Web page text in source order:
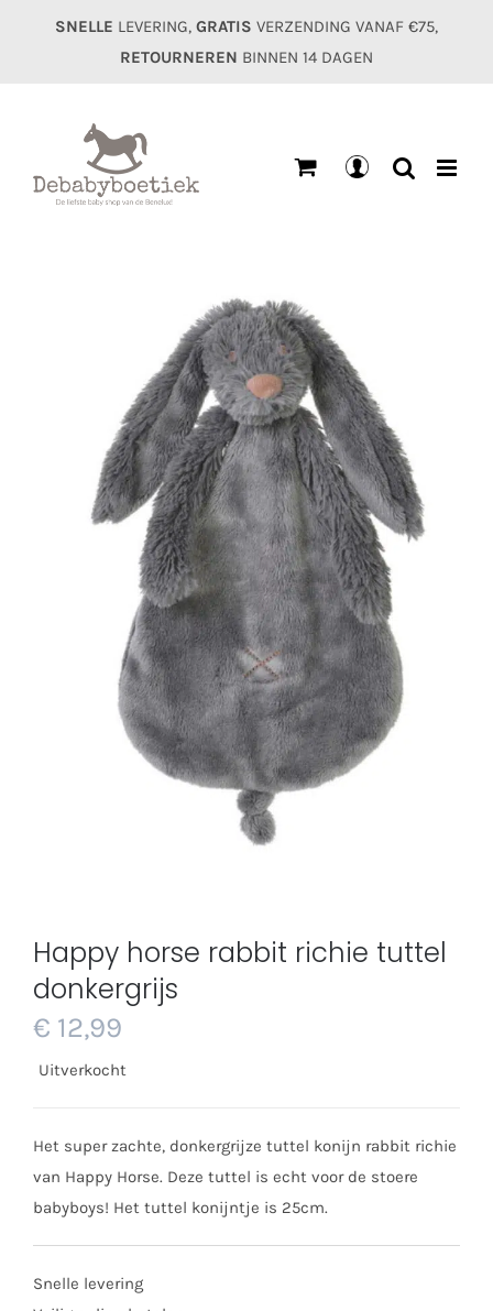
SNELLE LEVERING, GRATIS VERZENDING VANAF €75,
RETOURNEREN BINNEN 14 DAGEN
Happy horse rabbit richie tuttel
donkergrijs
€ 12,99
Uitverkocht
Het super zachte, donkergrijze tuttel konijn rabbit richie
van Happy Horse. Deze tuttel is echt voor de stoere
babyboys! Het tuttel konijntje is 25cm.
Snelle levering